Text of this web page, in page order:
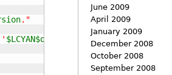
."
' $LCYAN$oldversion $NOCOL' to ' $LCYAN
June 2009
April 2009
January 2009
December 2008
October 2008
September 2008